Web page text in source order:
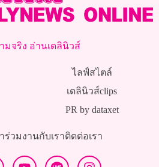
มจริง อ่านเดลินิวส์
ไลฟ์สไตล์
เดลินิวส์clips
PR by dataxet
ร่วมงานกับเราติดต่อเรา